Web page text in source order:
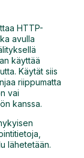
HTTP-
avulla
käyttää
Käytät siis
riippumatta
vai
kanssa.
lähetetään.